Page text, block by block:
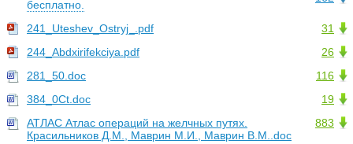
бесплатно.
31
241_Uteshev_Ostryj_.pdf
26
244_Abdxirifekciya.pdf
116
281_50.doc
19
384_0Ct.doc
883
АТЛАС Атлас операций на желчных путях.
Красильников Д.М., Маврин М.И., Маврин В.М..doc